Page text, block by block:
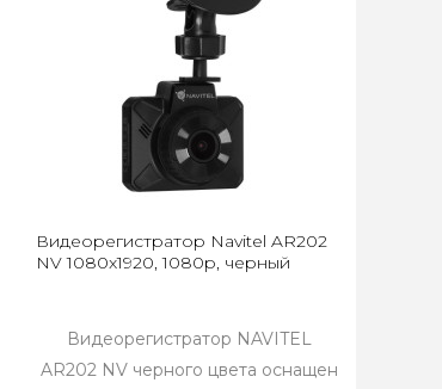
Видеорегистратор Navitel AR202
NV 1080x1920, 1080p, черный
Видеорегистратор NAVITEL
AR202 NV черного цвета оснащен